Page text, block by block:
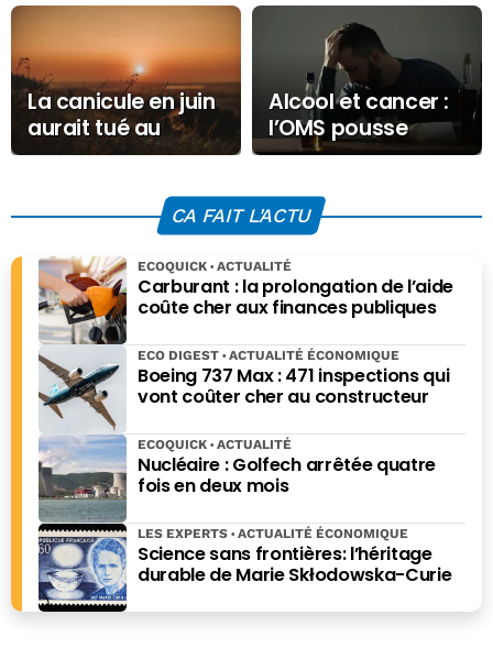
La canicule en juin
aurait tué au
moins 2000
Alcool et cancer :
l’OMS pousse
l’Europe à taxer
spiritueux
CA FAIT L'ACTU
Carburant : la prolongation de l’aide
coûte cher aux finances publiques
ECOQUICK ACTUALITÉ
Boeing 737 Max : 471 inspections qui
vont coûter cher au constructeur
ECO DIGEST ACTUALITÉ ÉCONOMIQUE
Nucléaire : Golfech arrêtée quatre
fois en deux mois
ECOQUICK ACTUALITÉ
Science sans frontières: l’héritage
durable de Marie Skłodowska-Curie
LES EXPERTS ACTUALITÉ ÉCONOMIQUE